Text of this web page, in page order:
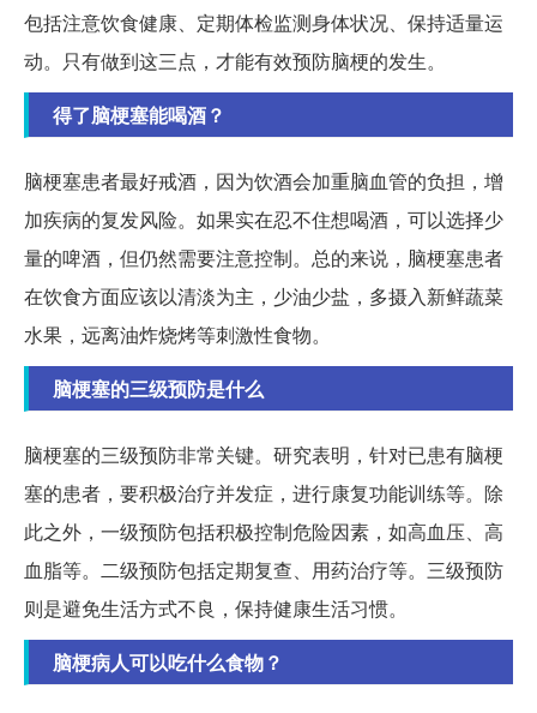
包括注意饮食健康、定期体检监测身体状况、保持适量运
动。只有做到这三点，才能有效预防脑梗的发生。
得了脑梗塞能喝酒？
脑梗塞患者最好戒酒，因为饮酒会加重脑血管的负担，增
加疾病的复发风险。如果实在忍不住想喝酒，可以选择少
量的啤酒，但仍然需要注意控制。总的来说，脑梗塞患者
在饮食方面应该以清淡为主，少油少盐，多摄入新鲜蔬菜
水果，远离油炸烧烤等刺激性食物。
脑梗塞的三级预防是什么
脑梗塞的三级预防非常关键。研究表明，针对已患有脑梗
塞的患者，要积极治疗并发症，进行康复功能训练等。除
此之外，一级预防包括积极控制危险因素，如高血压、高
血脂等。二级预防包括定期复查、用药治疗等。三级预防
则是避免生活方式不良，保持健康生活习惯。
脑梗病人可以吃什么食物？